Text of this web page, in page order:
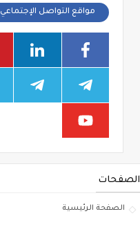
مواقع التواصل الإجتماعي
الصفحات
الصفحة الرئيسية